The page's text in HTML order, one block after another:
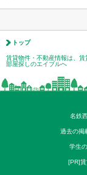
トップ
賃貸物件・不動産情報は、
部屋探しのエイブルへ
名鉄
過去の掲
学生
[PR]